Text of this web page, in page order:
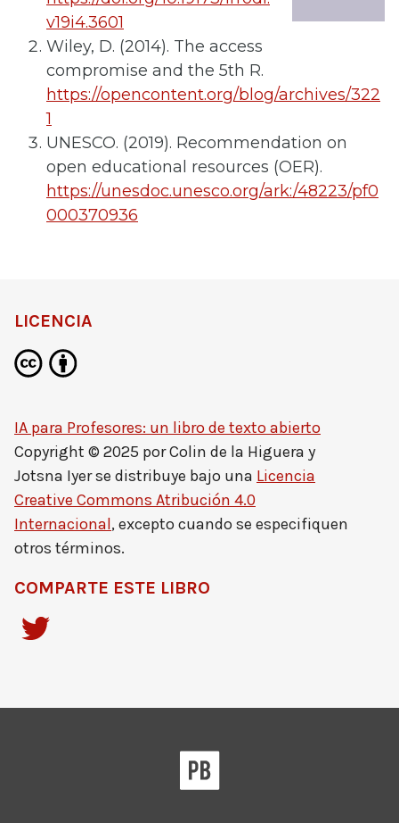
v19i4.3601
Wiley, D. (2014). The access
compromise and the 5th R.
https://opencontent.org/blog/archives/322
1
UNESCO. (2019). Recommendation on
open educational resources (OER).
https://unesdoc.unesco.org/ark:/48223/pf0
000370936
LICENCIA
IA para Profesores: un libro de texto abierto
Copyright © 2025 porColin de la Higuera y
Jotsna Iyerse distribuye bajo una Licencia
Creative Commons Atribución 4.0
Internacional, excepto cuando se especifiquen
otros términos.
COMPARTE ESTE LIBRO